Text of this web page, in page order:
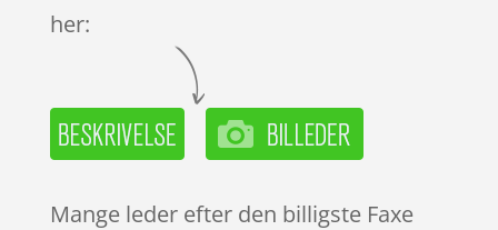
her:
Mange leder efter den billigste Faxe